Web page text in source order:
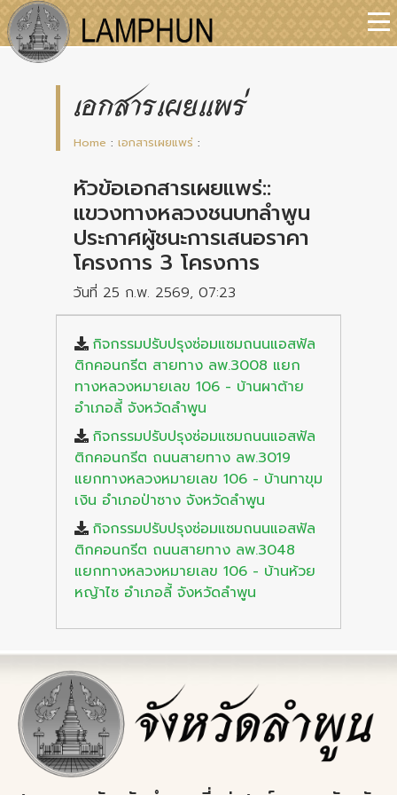
เอกสารเผยแพร่
Home : เอกสารเผยแพร่ :
หัวข้อเอกสารเผยแพร่::
แขวงทางหลวงชนบทลำพูน
ประกาศผู้ชนะการเสนอราคา
โครงการ 3 โครงการ
วันที่ 25 ก.พ. 2569, 07:23
กิจกรรมปรับปรุงซ่อมแซมถนนแอสฟัล
ติกคอนกรีต สายทาง ลพ.3008 แยก
ทางหลวงหมายเลข 106 - บ้านผาต้าย
อำเภอลี้ จังหวัดลำพูน
กิจกรรมปรับปรุงซ่อมแซมถนนแอสฟัล
ติกคอนกรีต ถนนสายทาง ลพ.3019
แยกทางหลวงหมายเลข 106 - บ้านทาขุม
เงิน อำเภอป่าซาง จังหวัดลำพูน
กิจกรรมปรับปรุงซ่อมแซมถนนแอสฟัล
ติกคอนกรีต ถนนสายทาง ลพ.3048
แยกทางหลวงหมายเลข 106 - บ้านห้วย
หญ้าไซ อำเภอลี้ จังหวัดลำพูน